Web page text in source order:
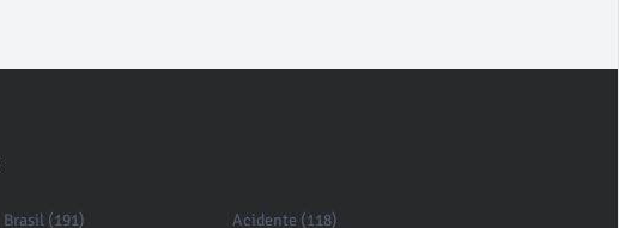
Brasil (191)
Acidente (118)